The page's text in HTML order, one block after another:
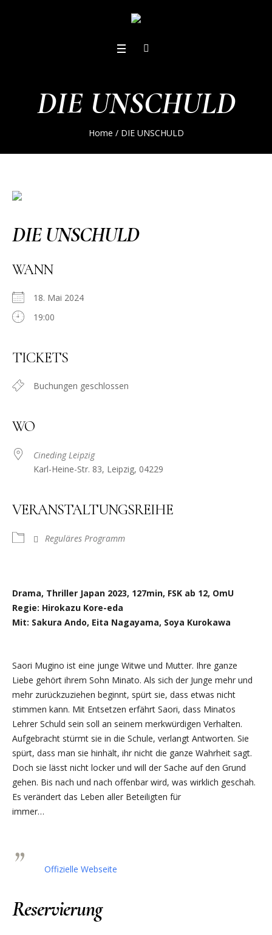
DIE UNSCHULD
Home / DIE UNSCHULD
DIE UNSCHULD
WANN
18. Mai 2024
19:00
TICKETS
Buchungen geschlossen
WO
Cineding Leipzig
Karl-Heine-Str. 83, Leipzig, 04229
VERANSTALTUNGSREIHE
Reguläres Programm
Drama, Thriller Japan 2023, 127min, FSK ab 12, OmU
Regie: Hirokazu Kore-eda
Mit: Sakura Ando, Eita Nagayama, Soya Kurokawa
Saori Mugino ist eine junge Witwe und Mutter. Ihre ganze
Liebe gehört ihrem Sohn Minato. Als sich der Junge mehr und
mehr zurückzuziehen beginnt, spürt sie, dass etwas nicht
stimmen kann. Mit Entsetzen erfährt Saori, dass Minatos
Lehrer Schuld sein soll an seinem merkwürdigen Verhalten.
Aufgebracht stürmt sie in die Schule, verlangt Antworten. Sie
spürt, dass man sie hinhält, ihr nicht die ganze Wahrheit sagt.
Doch sie lässt nicht locker und will der Sache auf den Grund
gehen. Bis nach und nach offenbar wird, was wirklich geschah.
Es verändert das Leben aller Beteiligten für
immer…
Offizielle Webseite
Reservierung